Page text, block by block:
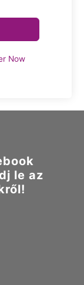
Now
le az